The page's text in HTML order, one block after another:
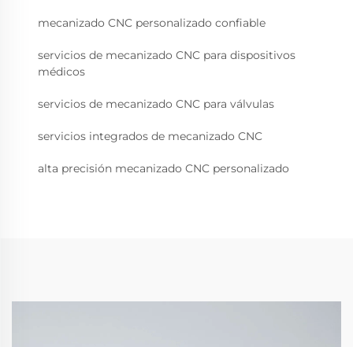
mecanizado CNC personalizado confiable
servicios de mecanizado CNC para dispositivos
médicos
servicios de mecanizado CNC para válvulas
servicios integrados de mecanizado CNC
alta precisión mecanizado CNC personalizado